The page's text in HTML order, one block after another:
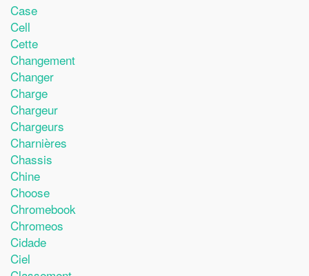
Case
Cell
Cette
Changement
Changer
Charge
Chargeur
Chargeurs
Charnières
Chassis
Chine
Choose
Chromebook
Chromeos
Cidade
Ciel